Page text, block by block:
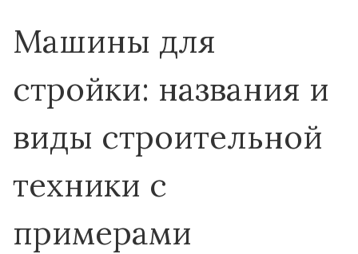
Машины для
стройки: названия и
виды строительной
техники с
примерами